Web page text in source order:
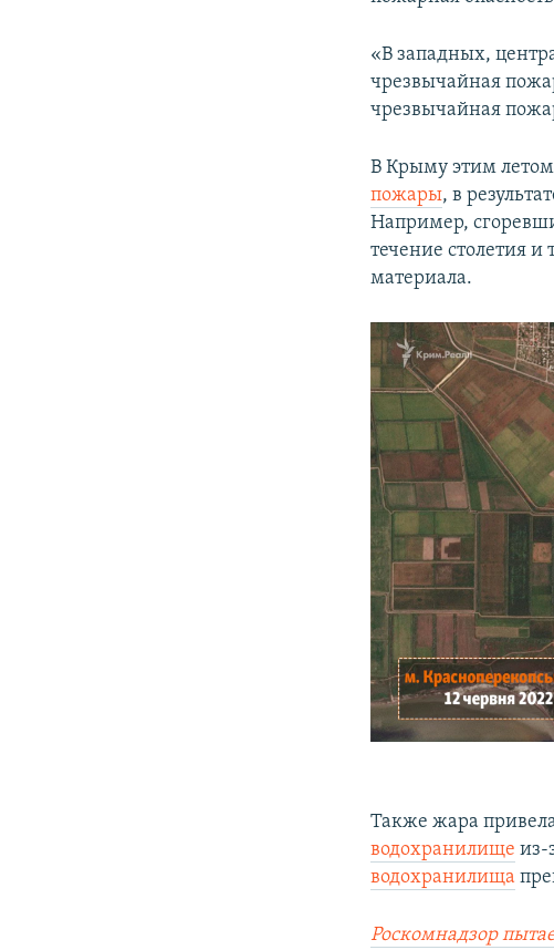
«В западных,
чрезвычайная
чрезвычайная
В Крыму этим
пожары, в
Например,
течение столетия и
материала.
Также жара
водохранилище из-
водохранилища
Роскомнадзор